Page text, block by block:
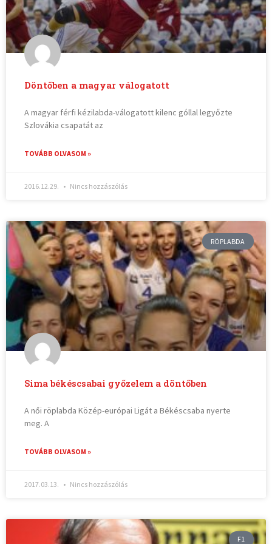
Döntőben a magyar válogatott
A magyar férfi kézilabda-válogatott kilenc góllal legyőzte
Szlovákia csapatát az
TOVÁBB OLVASOM »
2016.12.29. Nincs hozzászólás
RÖPLABDA
Sima békéscsabai győzelem a döntőben
A női röplabda Közép-európai Ligát a Békéscsaba nyerte
meg. A
TOVÁBB OLVASOM »
2017.03.13. Nincs hozzászólás
F1